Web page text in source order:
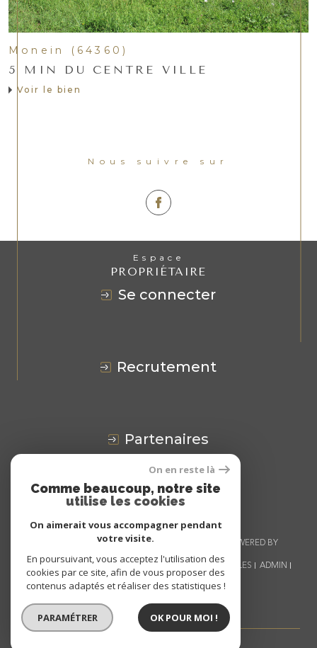
Monein (64360)
5 MIN DU CENTRE VILLE
Voir le bien
Nous suivre sur
Espace
PROPRIÉTAIRE
se connecter
recrutement
partenaires
Avis
CLIENTS
© 2026 | TOUS DROITS RÉSERVÉS | TRADUCTION POWERED BY
GOOGLE |
NOS HONORAIRES
PLAN DU SITE MENTIONS LÉGALES
ADMIN
NOS LIENS
POLITIQUE RGPD COOKIES
On en reste là
Comme beaucoup, notre site
utilise les cookies
On aimerait vous accompagner pendant
votre visite.
En poursuivant, vous acceptez l'utilisation des
cookies par ce site, afin de vous proposer des
contenus adaptés et réaliser des statistiques !
PARAMÉTRER OK POUR MOI !